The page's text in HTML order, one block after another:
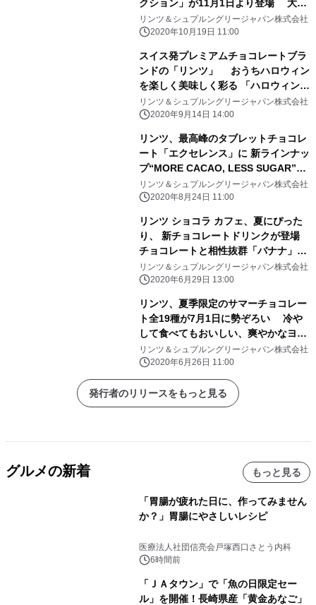
クション」が11月1日より登場 大切
な人へのギフト、1年頑張った自分へ
のご褒美にも
リンツ＆シュプルングリージャパン株式会社
2020年10月19日 11:00
スイス発プレミアムチョコレートブラ
ンドの「リンツ」 おうちハロウィン
を楽しく美味しく彩る 「ハロウィン
コレクション」 9月14日新発売
リンツ＆シュプルングリージャパン株式会社
2020年9月14日 14:00
リンツ、最高峰のタブレットチョコレ
ート「エクセレンス」に 新ラインナッ
プ“MORE CACAO, LESS SUGAR”の
「ハイカカオ ミルクチョコレート」9
月1日新発売
リンツ＆シュプルングリージャパン株式会社
2020年8月24日 11:00
リンツ ショコラ カフェ、夏にぴった
り、 新チョコレートドリンクが登場
チョコレートと相性抜群「バナナ」7
月1日新発売
リンツ＆シュプルングリージャパン株式会社
2020年6月29日 13:00
リンツ、夏季限定のサマーチョコレー
ト全19種が7月1日に勢ぞろい 冷や
して食べてもおいしい、爽やかなヨー
グルト風味の 「スリムタブレット」
「プラリネ」日本初登場
リンツ＆シュプルングリージャパン株式会社
2020年6月26日 11:00
発行者のリリースをもっと見る
グルメの新着 もっと見る
「胃腸が疲れた日に、作ってみません
か？」胃腸にやさしいレシピ
医療法人社団信亮会戸塚西口さとう内科
6時間前
「ＪＡタウン」で「魚の日限定セー
ル」を開催！長崎県産「黄金あなご」